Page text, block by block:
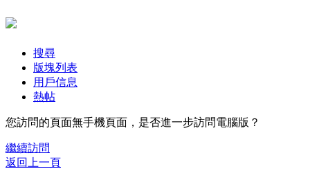
搜尋
版塊列表
用戶信息
熱帖
您訪問的頁面無手機頁面，是否進一步訪問電腦版？
繼續訪問
返回上一頁